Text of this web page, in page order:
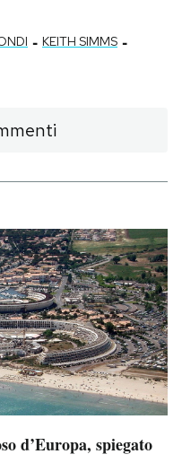
- KEITH SIMMS -
d’Europa, spiegato